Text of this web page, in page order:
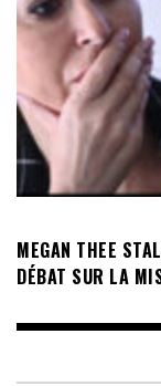
MEGAN THEE
DÉBAT SUR LA